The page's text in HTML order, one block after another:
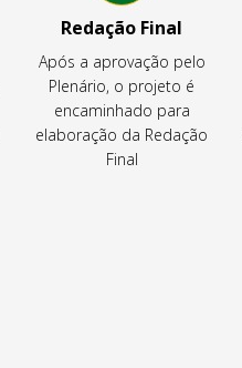
Redação Final
Após a aprovação pelo
Plenário, o projeto é
encaminhado para
elaboração da Redação
Final